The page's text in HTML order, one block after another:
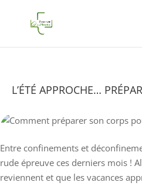
L’ÉTÉ APPROCHE…
Entre confinements et
rude épreuve ces derniers mois !
reviennent et que les vacances